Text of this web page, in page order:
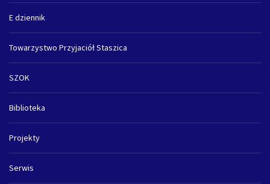
E dziennik
Towarzystwo Przyjaciół Staszica
SZOK
Biblioteka
Projekty
Serwis